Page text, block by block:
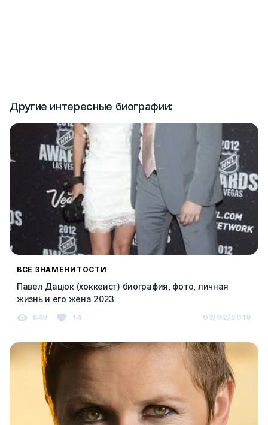
Другие интересные биографии:
ВСЕ ЗНАМЕНИТОСТИ
Павел Дацюк (хоккеист) биография, фото, личная
жизнь и его жена 2023
840 14 03/02/2019